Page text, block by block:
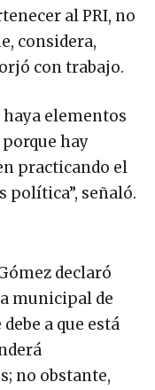
al PRI, no
considera,
con trabajo.
haya elementos
porque hay
practicando el
política”, señaló.
declaró
municipal de
a que está
no obstante,